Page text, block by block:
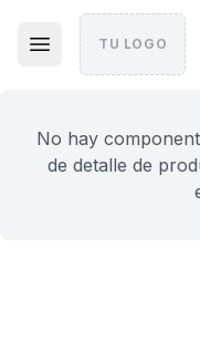
TU LOGO
No hay
de detalle de